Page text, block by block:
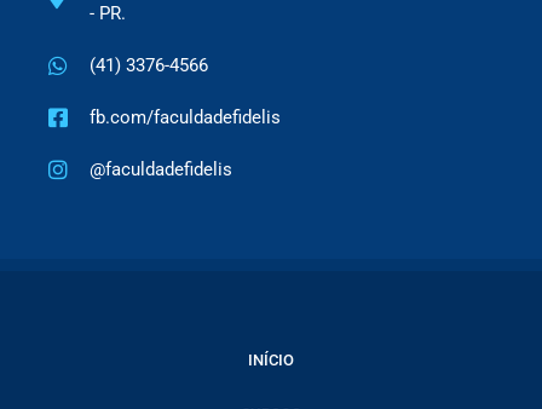
- PR.
(41) 3376-4566
fb.com/faculdadefidelis
@faculdadefidelis
INÍCIO